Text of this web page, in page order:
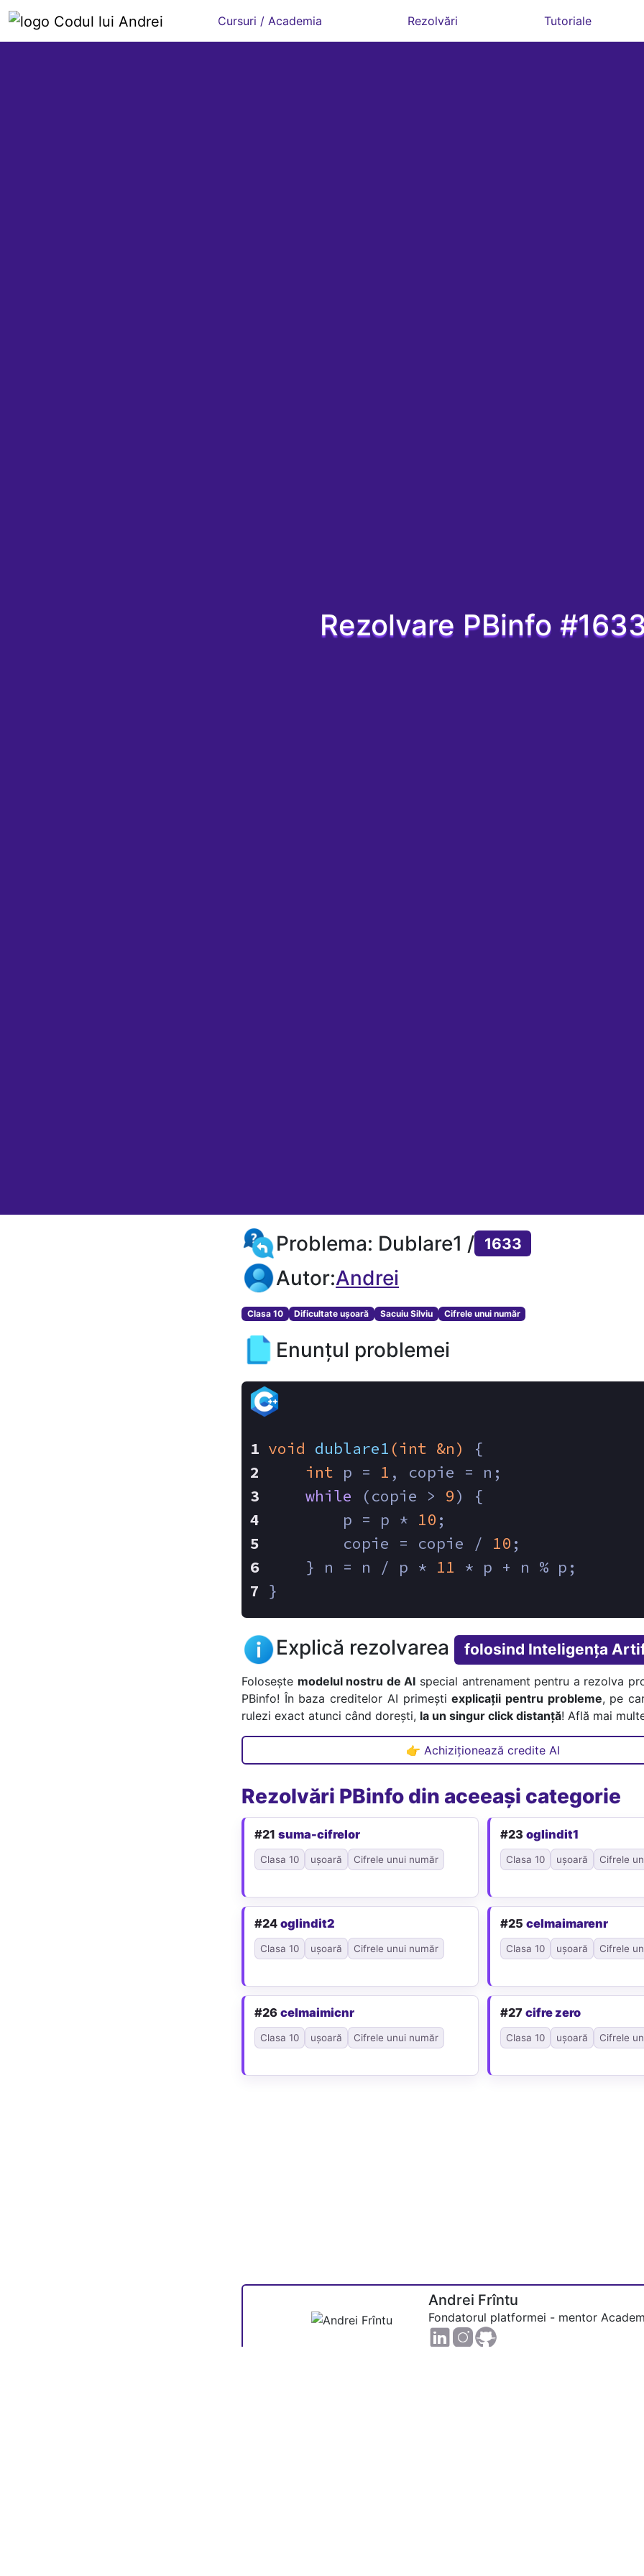
Cursuri / Academia Rezolvări Tutoriale
Rezolvare PBinfo
Problema: Dublare1 / 1633
Autor:Andrei
Clasa 10 Dificultate ușoară Sacuiu Silviu Cifrele unui număr
Enunțul problemei
void dublare1 (int &n)
{
int p = 1 , copie = n;
while (copie > 9) {
        p = p *
10 ;
        copie = copie /
10 ;
    } n = n / p *
11 * p + n % p;
}
Explică rezolvarea folosind Inteligența
Folosește modelul nostru de AI special antrenament pentru a rezolva
PBinfo! În baza creditelor AI primeștiexplicații pentru probleme, pe
rulezi exact atunci când dorești, la un singur click distanță! Află mai
👉 Achiziționează credite AI
Rezolvări PBinfo din aceeași categorie
#21 suma-cifrelor
Clasa 10 ușoară Cifrele unui număr
#23 oglindit1
Clasa 10 ușoară Cifrele
#24 oglindit2
Clasa 10 ușoară Cifrele unui număr
#25 celmaimarenr
Clasa 10 ușoară Cifrele
#26 celmaimicnr
Clasa 10 ușoară Cifrele unui număr
#27 cifre zero
Clasa 10 ușoară Cifrele
Andrei Frîntu
Fondatorul platformei - mentor